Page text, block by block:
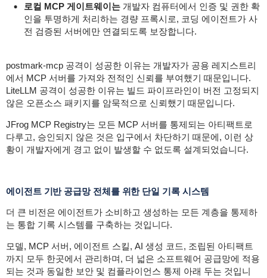
로컬 MCP 게이트웨이는 개발자 컴퓨터에서 인증 및 권한 확
인을 투명하게 처리하는 경량 프록시로, 코딩 에이전트가 사
전 검증된 서버에만 연결되도록 보장합니다.
postmark-mcp 공격이 성공한 이유는 개발자가 공용 레지스트리
에서 MCP 서버를 가져와 전적인 신뢰를 부여했기 때문입니다.
LiteLLM 공격이 성공한 이유는 빌드 파이프라인이 버전 고정되지
않은 오픈소스 패키지를 암묵적으로 신뢰했기 때문입니다.
JFrog MCP Registry는 모든 MCP 서버를 통제되는 아티팩트로
다루고, 승인되지 않은 것은 입구에서 차단하기 때문에, 이런 상
황이 개발자에게 경고 없이 발생할 수 없도록 설계되었습니다.
에이전트 기반 공급망 전체를 위한 단일 기록 시스템
더 큰 비전은 에이전트가 소비하고 생성하는 모든 계층을 통제하
는 통합 기록 시스템를 구축하는 것입니다.
모델, MCP 서버, 에이전트 스킬, AI 생성 코드, 조립된 아티팩트
까지 모두 한곳에서 관리하며, 더 넓은 소프트웨어 공급망에 적용
되는 것과 동일한 보안 및 컴플라이언스 통제 아래 두는 것입니